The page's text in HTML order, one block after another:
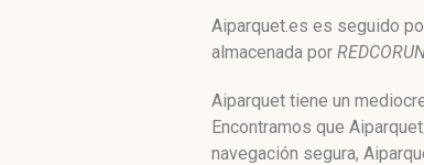
Aiparquet.es es seguido
almacenada por
Aiparquet tiene un
Encontramos que
navegación segura,